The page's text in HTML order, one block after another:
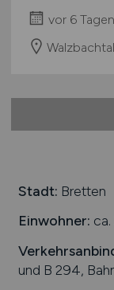
vor 6 Tagen
Walzbachtal
Stadt: Bretten
Einwohner:
und B 294,